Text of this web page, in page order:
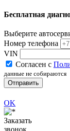
Бесплатная
Выберите
Номер телефона
VIN
Согласен с
данные не собираются
Отправить
OK
Заказать
звонок